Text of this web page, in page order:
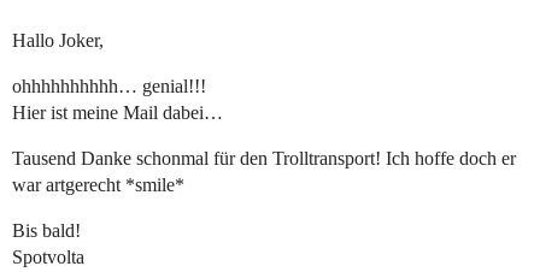
Hallo Joker,
ohhhhhhhhhh… genial!!!
Hier ist meine Mail dabei…
Tausend Danke schonmal für den Trolltransport! Ich hoffe doch er
war artgerecht *smile*
Bis bald!
Spotvolta